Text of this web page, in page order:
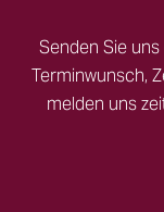
Senden Sie
Terminwunsch,
melden uns